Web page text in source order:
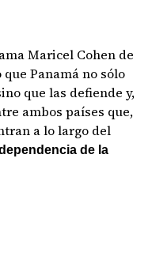
Maricel Cohen de
Panamá no sólo
que las defiende y,
ambos países que,
a lo largo del
de la